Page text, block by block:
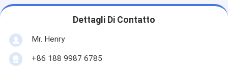
Dettagli Di Contatto
Mr. Henry
+86 188 9987 6785